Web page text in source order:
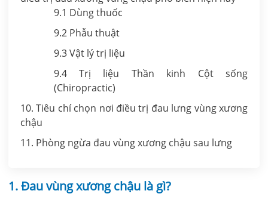
9.1 Dùng thuốc
9.2 Phẫu thuật
9.3 Vật lý trị liệu
9.4 Trị liệu Thần kinh Cột sống
(Chiropractic)
10. Tiêu chí chọn nơi điều trị đau lưng vùng xương
chậu
11. Phòng ngừa đau vùng xương chậu sau lưng
1. Đau vùng xương chậu là gì?